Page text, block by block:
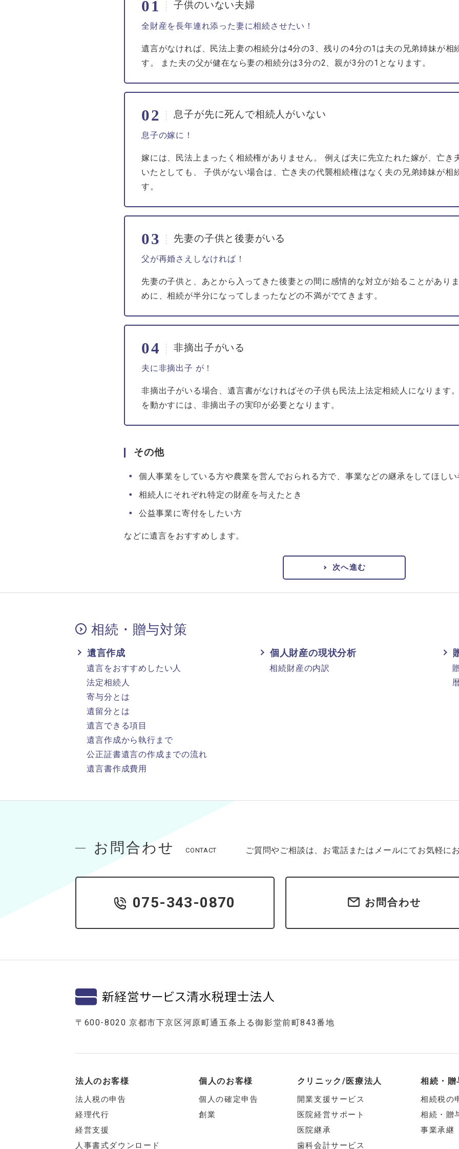
子供のいない夫婦
全財産を長年連れ添った妻に相続させたい！
遺言がなければ、民法上妻の相続分は4分の3、残りの4分の1は夫の兄弟姉妹が相
す。 また夫の父が健在なら妻の相続分は3分の2、親が3分の1となります。
息子が先に死んで相続人がいない
息子の嫁に！
嫁には、民法上まったく相続権がありません。 例えば夫に先立たれた嫁が、亡き
いたとしても、 子供がない場合は、亡き夫の代襲相続権はなく夫の兄弟姉妹が相
す。
先妻の子供と後妻がいる
父が再婚さえしなければ！
先妻の子供と、あとから入ってきた後妻との間に感情的な対立が始ることがあり
めに、相続が半分になってしまったなどの不満がでてきます。
非摘出子がいる
夫に非摘出子 が！
非摘出子がいる場合、遺言書がなければその子供も民法上法定相続人になります
を動かすには、非摘出子の実印が必要となります。
その他
個人事業をしている方や農業を営んでおられる方で、事業などの継承をしてほし
相続人にそれぞれ特定の財産を与えたとき
公益事業に寄付をしたい方
などに遺言をおすすめします。
次へ進む
相続・贈与対策
遺言作成
遺言をおすすめしたい人
法定相続人
寄与分とは
遺留分とは
遺言できる項目
遺言作成から執行まで
公正証書遺言の作成までの流れ
遺言書作成費用
個人財産の現状分析
相続財産の内訳
お問合わせ CONTACT ご質問やご相談は、お電話またはメールにてお気軽に
075-343-0870 お問合わせ
〒600-8020 京都市下京区河原町通五条上る御影堂前町843番地
法人のお客様
法人税の申告
経理代行
経営支援
人事書式ダウンロード
個人のお客様
個人の確定申告
創業
クリニック/医療法人
開業支援サービス
医院経営サポート
医院継承
歯科会計サービス
相続・
相続税の
相続・贈
事業承継